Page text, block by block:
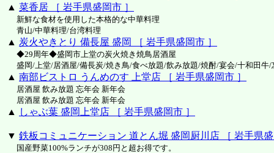
▲ 菜香居 ［ 岩手県盛岡市 ］
新鮮な食材を使用した本格的な中華料理
青山/中華料理/台湾料理
▲ 炭火やきとり 備長屋 盛岡 ［ 岩手県盛岡市 ］
◆29周年◆盛岡市上堂の炭火焼き焼鳥居酒屋
盛岡/上堂/居酒屋/備長炭/焼き鳥/食べ放題/飲み放題/焼酎/宴会/十和田牛/
▲ 南部ビストロ うんめのす 上堂店 ［ 岩手県盛岡市 ］
居酒屋 飲み放題 忘年会 新年会
居酒屋 飲み放題 忘年会 新年会
▲ しゃぶ葉 盛岡上堂店 ［ 岩手県盛岡市 ］
▼ 鉄板コミュニケーション 道とん堀 盛岡厨川店 ［ 岩手県
国産野菜100%ランチが308円と超お得です。